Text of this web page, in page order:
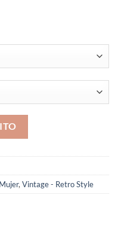
ok cantidad
Mujer, Vintage - Retro Style